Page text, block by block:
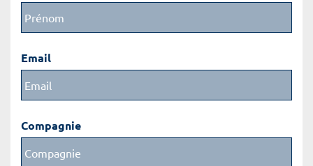
Email
Compagnie